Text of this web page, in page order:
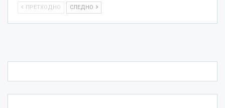
ПРЕТХОДНО СЛЕДНО